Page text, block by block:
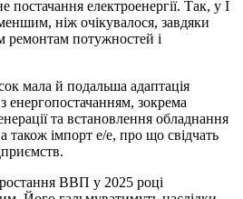
постачання електроенергії. Так, у І
ніж очікувалося, завдяки
ремонтам потужностей і
мала й подальша адаптація
енергопостачанням, зокрема
та встановлення обладнання
також імпорт е/е, про що свідчать
ВВП у 2025 році